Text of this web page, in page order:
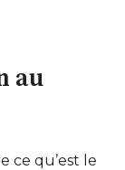
au
ce qu’est le